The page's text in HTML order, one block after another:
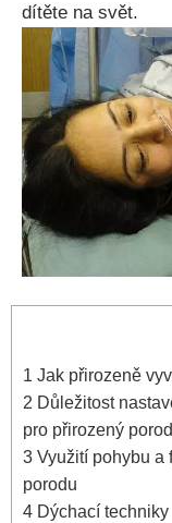
dítěte na svět.
1 Jak přirozeně
2 Důležitost
pro přirozený porod
3 Využití pohybu a
⁣porodu
4 Dýchací